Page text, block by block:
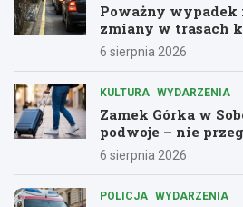
Poważny
zmiany w trasach
miejskiej
6 sierpnia 2026
KULTURA WYDARZENIA
Zamek Górka w
podwoje – nie
przygody!
6 sierpnia 2026
POLICJA WYDARZENIA